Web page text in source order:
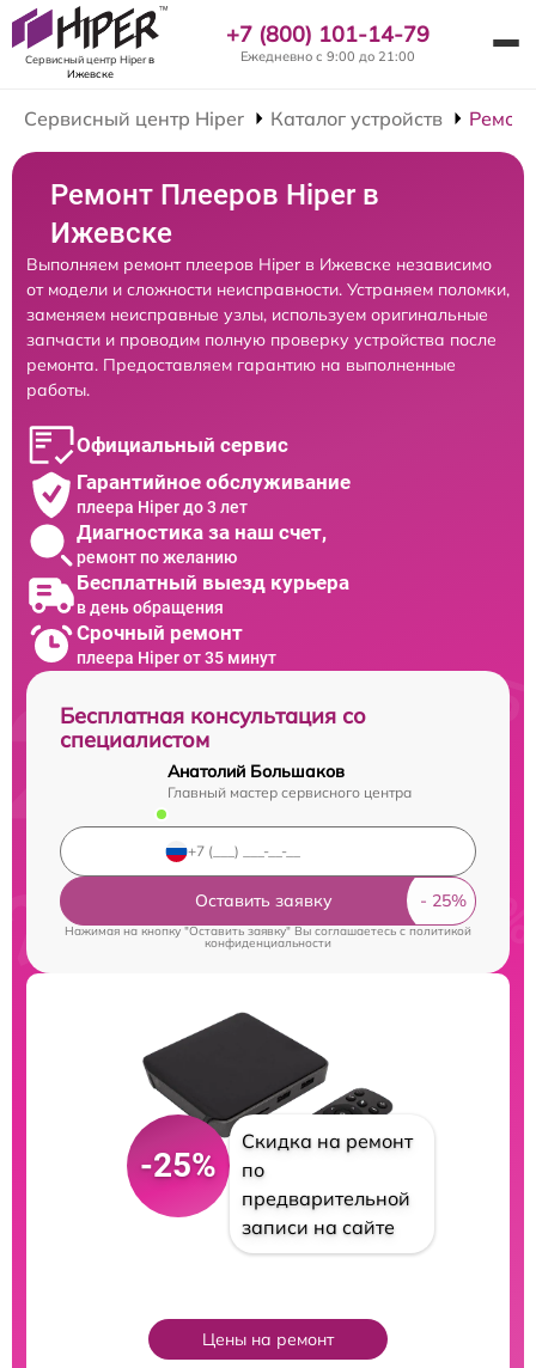
Сервисный центр Hiperв
Ижевске
+7 (800) 101-14-79
Ежедневно с 9:00 до 21:00
Сервисный центр Hiper Каталог устройств
Ремонт Плееров Hiper в
Ижевске
Выполняем ремонт плееров Hiper в Ижевске независимо
от модели и сложности неисправности. Устраняем поломки,
заменяем неисправные узлы, используем оригинальные
запчасти и проводим полную проверку устройства после
ремонта. Предоставляем гарантию на выполненные
работы.
Официальный сервис
Гарантийное обслуживание
плеера Hiper до 3 лет
Диагностика за наш счет,
ремонт по желанию
Бесплатный выезд курьера
в день обращения
Срочный ремонт
плеера Hiper от 35 минут
Бесплатная консультация со
специалистом
Анатолий Большаков
Главный мастер сервисного центра
Оставить заявку
Нажимая на кнопку "Оставить заявку" Вы соглашаетесь cполитикой
конфиденциальности
-25%
Скидка на ремонт
по
предварительной
записи на сайте
Цены на ремонт